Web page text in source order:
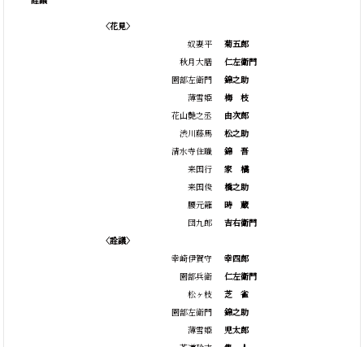
〈花見〉
〈詮議〉
奴妻平
秋月大膳
園部左衛門
薄雪姫
花山艶之丞
渋川藤馬
清水寺住職
来国行
来国俊
腰元籬
団九郎
幸崎伊賀守
園部兵衛
松ヶ枝
園部左衛門
薄雪姫
菊五郎
仁左衛門
錦之助
梅
枝
由次郎
松之助
錦
吾
家
橘
橋之助
時
蔵
吉右衛門
幸四郎
仁左衛門
芝
雀
錦之助
児太郎